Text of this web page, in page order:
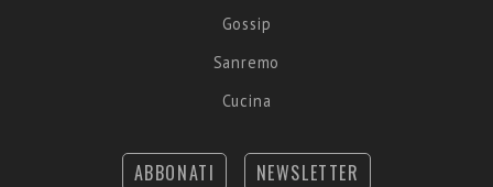
Gossip
Sanremo
Cucina
ABBONATI NEWSLETTER